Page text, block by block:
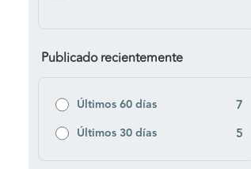
Publicado recientemente
Últimos 60 días 7
Últimos 30 días 5